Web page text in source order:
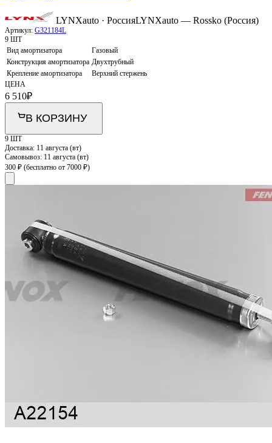
LYNXauto · РоссияLYNXauto — Rossko (Россия)
Артикул: G321184L
9 ШТ
Вид амортизатора
Газовый
Конструкция амортизатора Двухтрубный
Крепление амортизатора
Верхний стержень
ЦЕНА
6 510₽
В КОРЗИНУ
9 ШТ
Доставка: 11 августа (вт)
Самовывоз: 11 августа (вт)
300 ₽ (бесплатно от 7000 ₽)